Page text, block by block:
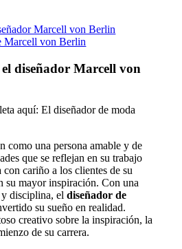
Marcell von Berlin
Marcell von Berlin
diseñador Marcell von
aquí: El diseñador de moda
como una persona amable y de
que se reflejan en su trabajo
cariño a los clientes de su
su mayor inspiración. Con una
y disciplina, eldiseñador de
su sueño en realidad.
creativo sobre la inspiración, la
de su carrera.